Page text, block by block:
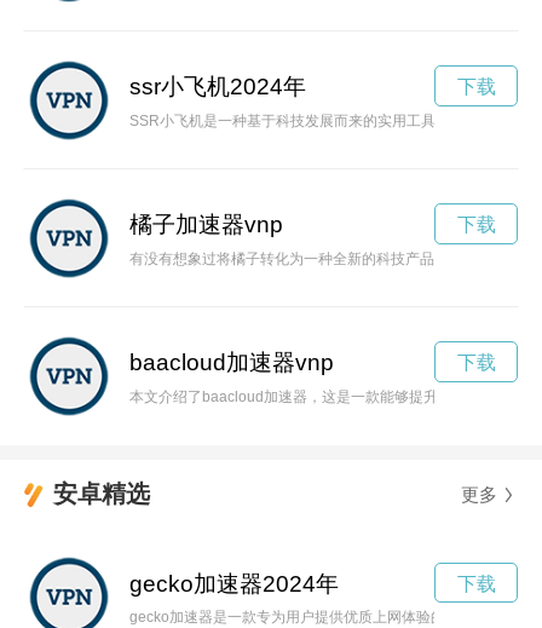
ssr小飞机2024年
SSR小飞机是一种基于科技发展而来的实用工具，不仅可以提
下载
橘子加速器vnp
有没有想象过将橘子转化为一种全新的科技产品？橘子加速器
下载
baacloud加速器vnp
本文介绍了baacloud加速器，这是一款能够提升网速、让用户
下载
安卓精选 更多
gecko加速器2024年
gecko加速器是一款专为用户提供优质上网体验的加速器软件
下载